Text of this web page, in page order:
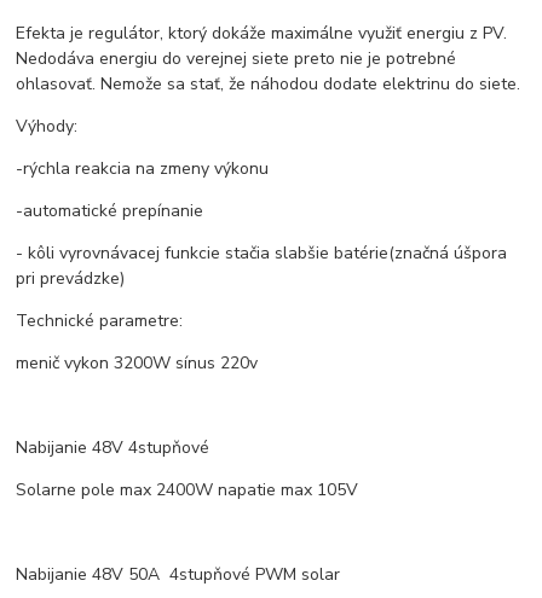
Efekta je regulátor, ktorý dokáže maximálne využiť energiu z PV.
Nedodáva energiu do verejnej siete preto nie je potrebné
ohlasovať. Nemože sa stať, že náhodou dodate elektrinu do siete.
Výhody:
-rýchla reakcia na zmeny výkonu
-automatické prepínanie
- kôli vyrovnávacej funkcie stačia slabšie batérie(značná úšpora
pri prevádzke)
Technické parametre:
menič vykon 3200W sínus 220v
Nabijanie 48V 4stupňové
Solarne pole max 2400W napatie max 105V
Nabijanie 48V 50A 4stupňové PWM solar